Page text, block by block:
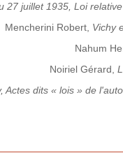
27 juillet 1935, Loi
Mencherini Robert, Vichy
Nahum
Noiriel Gérard,
Actes dits « lois » de